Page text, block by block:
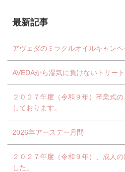
最新記事
アヴェダのミラクルオイルキャン
AVEDAから湿気に負けないトリー
２０２７年度（令和９年）卒業式
しております。
2026年アースデー月間
２０２７年度（令和９年）、成人
した。